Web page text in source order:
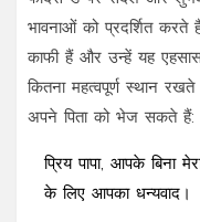
भावनाओं को प्रदर्शित
काफी हैं और उन्हें यह
कितना महत्वपूर्ण स्थान
अपने पिता को भेज सकते हैं:
प्रिय पापा, आपके बिना
के लिए आपका धन्यवाद।